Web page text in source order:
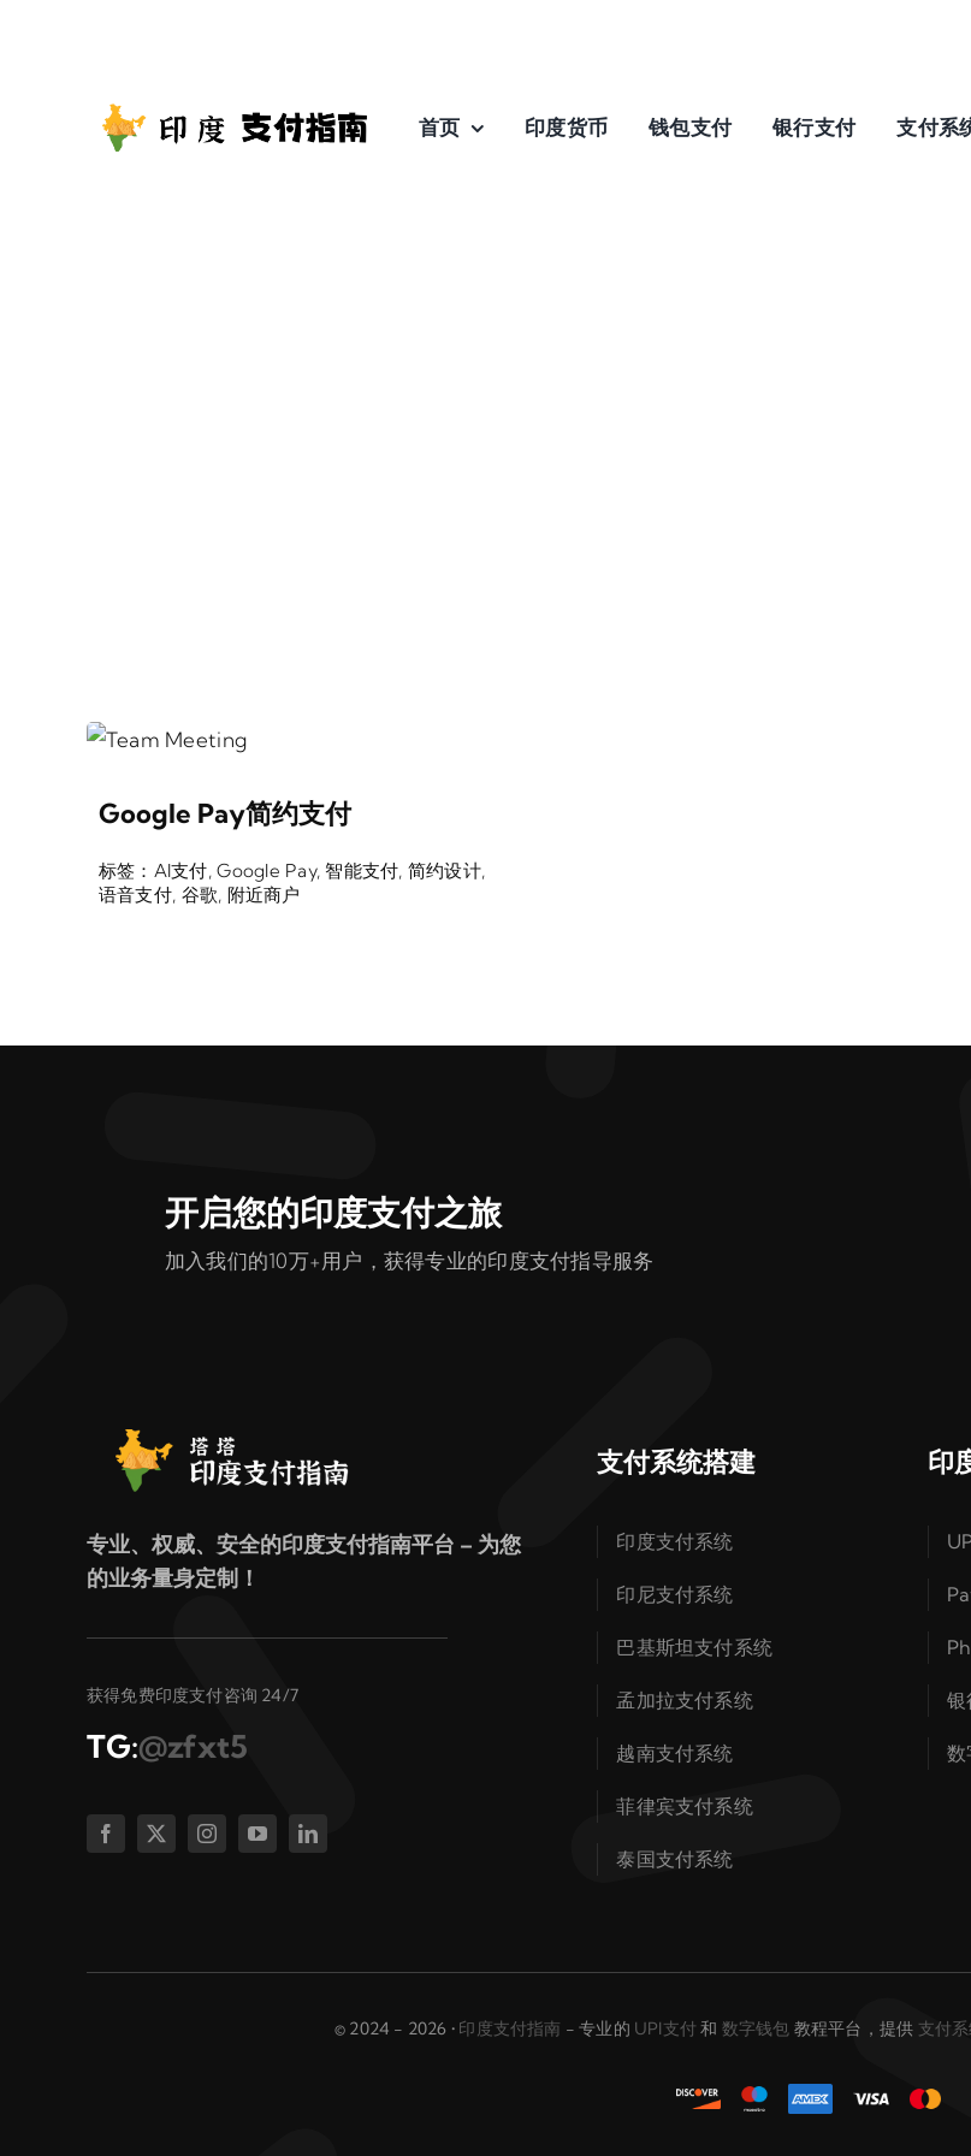
首页 印度货币 钱包支付 银行支付 支付系
Google Pay简约支付
标签： AI支付,Google Pay, 智能支付, 简约设计,
语音支付, 谷歌, 附近商户
开启您的印度支付之旅
加入我们的10万+用户，获得专业的印度支付指导服务
专业、权威、安全的印度支付指南平台 – 为您
的业务量身定制！
获得免费印度支付咨询 24/7
TG:@zfxt5
支付系统搭建
印度支付系统
印尼支付系统
巴基斯坦支付系统
孟加拉支付系统
越南支付系统
菲律宾支付系统
泰国支付系统
印
银
数
© 2024 - 2026 • 印度支付指南 - 专业的 UPI支付 和 数字钱包 教程平台，提供 支付